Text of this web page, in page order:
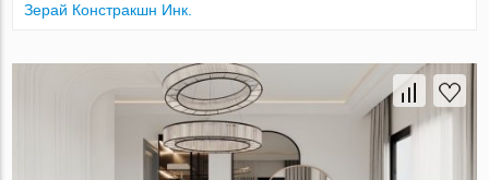
Зерай Констракшн Инк.